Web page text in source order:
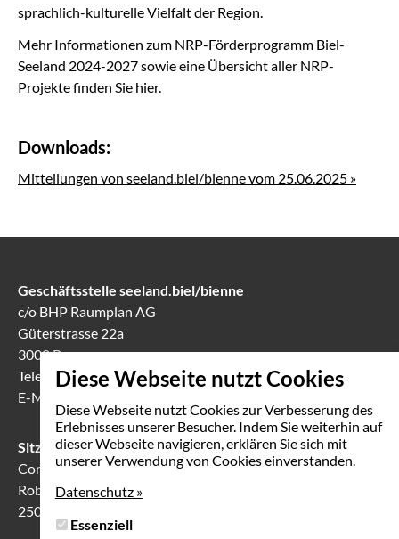
Diese Webseite nutzt Cookies
Diese Webseite nutzt Cookies zur Verbesserung des
Erlebnisses unserer Besucher. Indem Sie weiterhin auf
dieser Webseite navigieren, erklären Sie sich mit
unserer Verwendung von Cookies einverstanden.
Datenschutz »
Essenziell
sprachlich-kulturelle Vielfalt der Region.
Mehr Informationen zum NRP-Förderprogramm Biel-
Seeland 2024-2027 sowie eine Übersicht aller NRP-
Projekte finden Sie hier.
Downloads:
Mitteilungen von seeland.biel/bienne vom 25.06.2025 »
Geschäftsstelle seeland.biel/bienne
c/o BHP Raumplan AG
Güterstrasse 22a
3008 Bern
Telefon031 388 60 60
E-Mail
Sitzungslokal in Biel
Communication Center
Robert-Walser-Platz 7
2503 Biel